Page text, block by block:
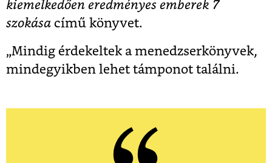
kiemelkedően eredményes emberek 7
szokása című könyvet.
„Mindig érdekeltek a menedzserkönyvek,
mindegyikben lehet támponot találni.